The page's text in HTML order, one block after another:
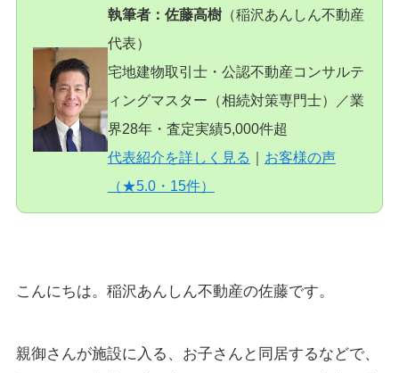
執筆者：佐藤高樹（稲沢あんしん不動産
代表）
宅地建物取引士・公認不動産コンサルテ
ィングマスター（相続対策専門士）／業
界28年・査定実績5,000件超
代表紹介を詳しく見る ｜ お客様の声
（★5.0・15件）
こんにちは。稲沢あんしん不動産の佐藤です。
親御さんが施設に入る、お子さんと同居するなどで、